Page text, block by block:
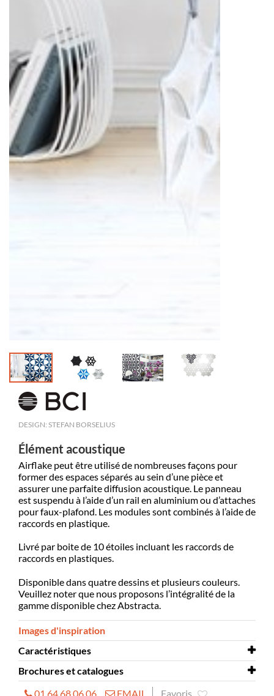
DESIGN: STEFAN BORSELIUS
Élément acoustique
Airflake peut être utilisé de nombreuses façons pour
former des espaces séparés au sein d’une pièce et
assurer une parfaite diffusion acoustique. Le panneau
est suspendu à l’aide d’un rail en aluminium ou d’attaches
pour faux-plafond. Les modules sont combinés à l’aide de
raccords en plastique.
Livré par boite de 10 étoiles incluant les raccords de
raccords en plastiques.
Disponible dans quatre dessins et plusieurs couleurs.
Veuillez noter que nous proposons l’intégralité de la
gamme disponible chez Abstracta.
Images d'inspiration
Caractéristiques
Montage à prévoir
Brochures et catalogues
01 64 68 06 06 EMAIL Favoris